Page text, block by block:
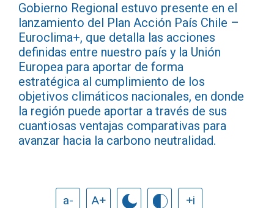
Gobierno Regional estuvo presente en el
lanzamiento del Plan Acción País Chile –
Euroclima+, que detalla las acciones
definidas entre nuestro país y la Unión
Europea para aportar de forma
estratégica al cumplimiento de los
objetivos climáticos nacionales, en donde
la región puede aportar a través de sus
cuantiosas ventajas comparativas para
avanzar hacia la carbono neutralidad.
a- A+ +i